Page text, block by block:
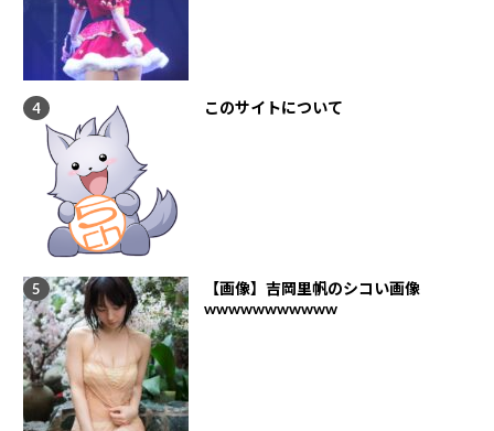
このサイトについて
【画像】吉岡里帆のシコい画像
wwwwwwwwwww